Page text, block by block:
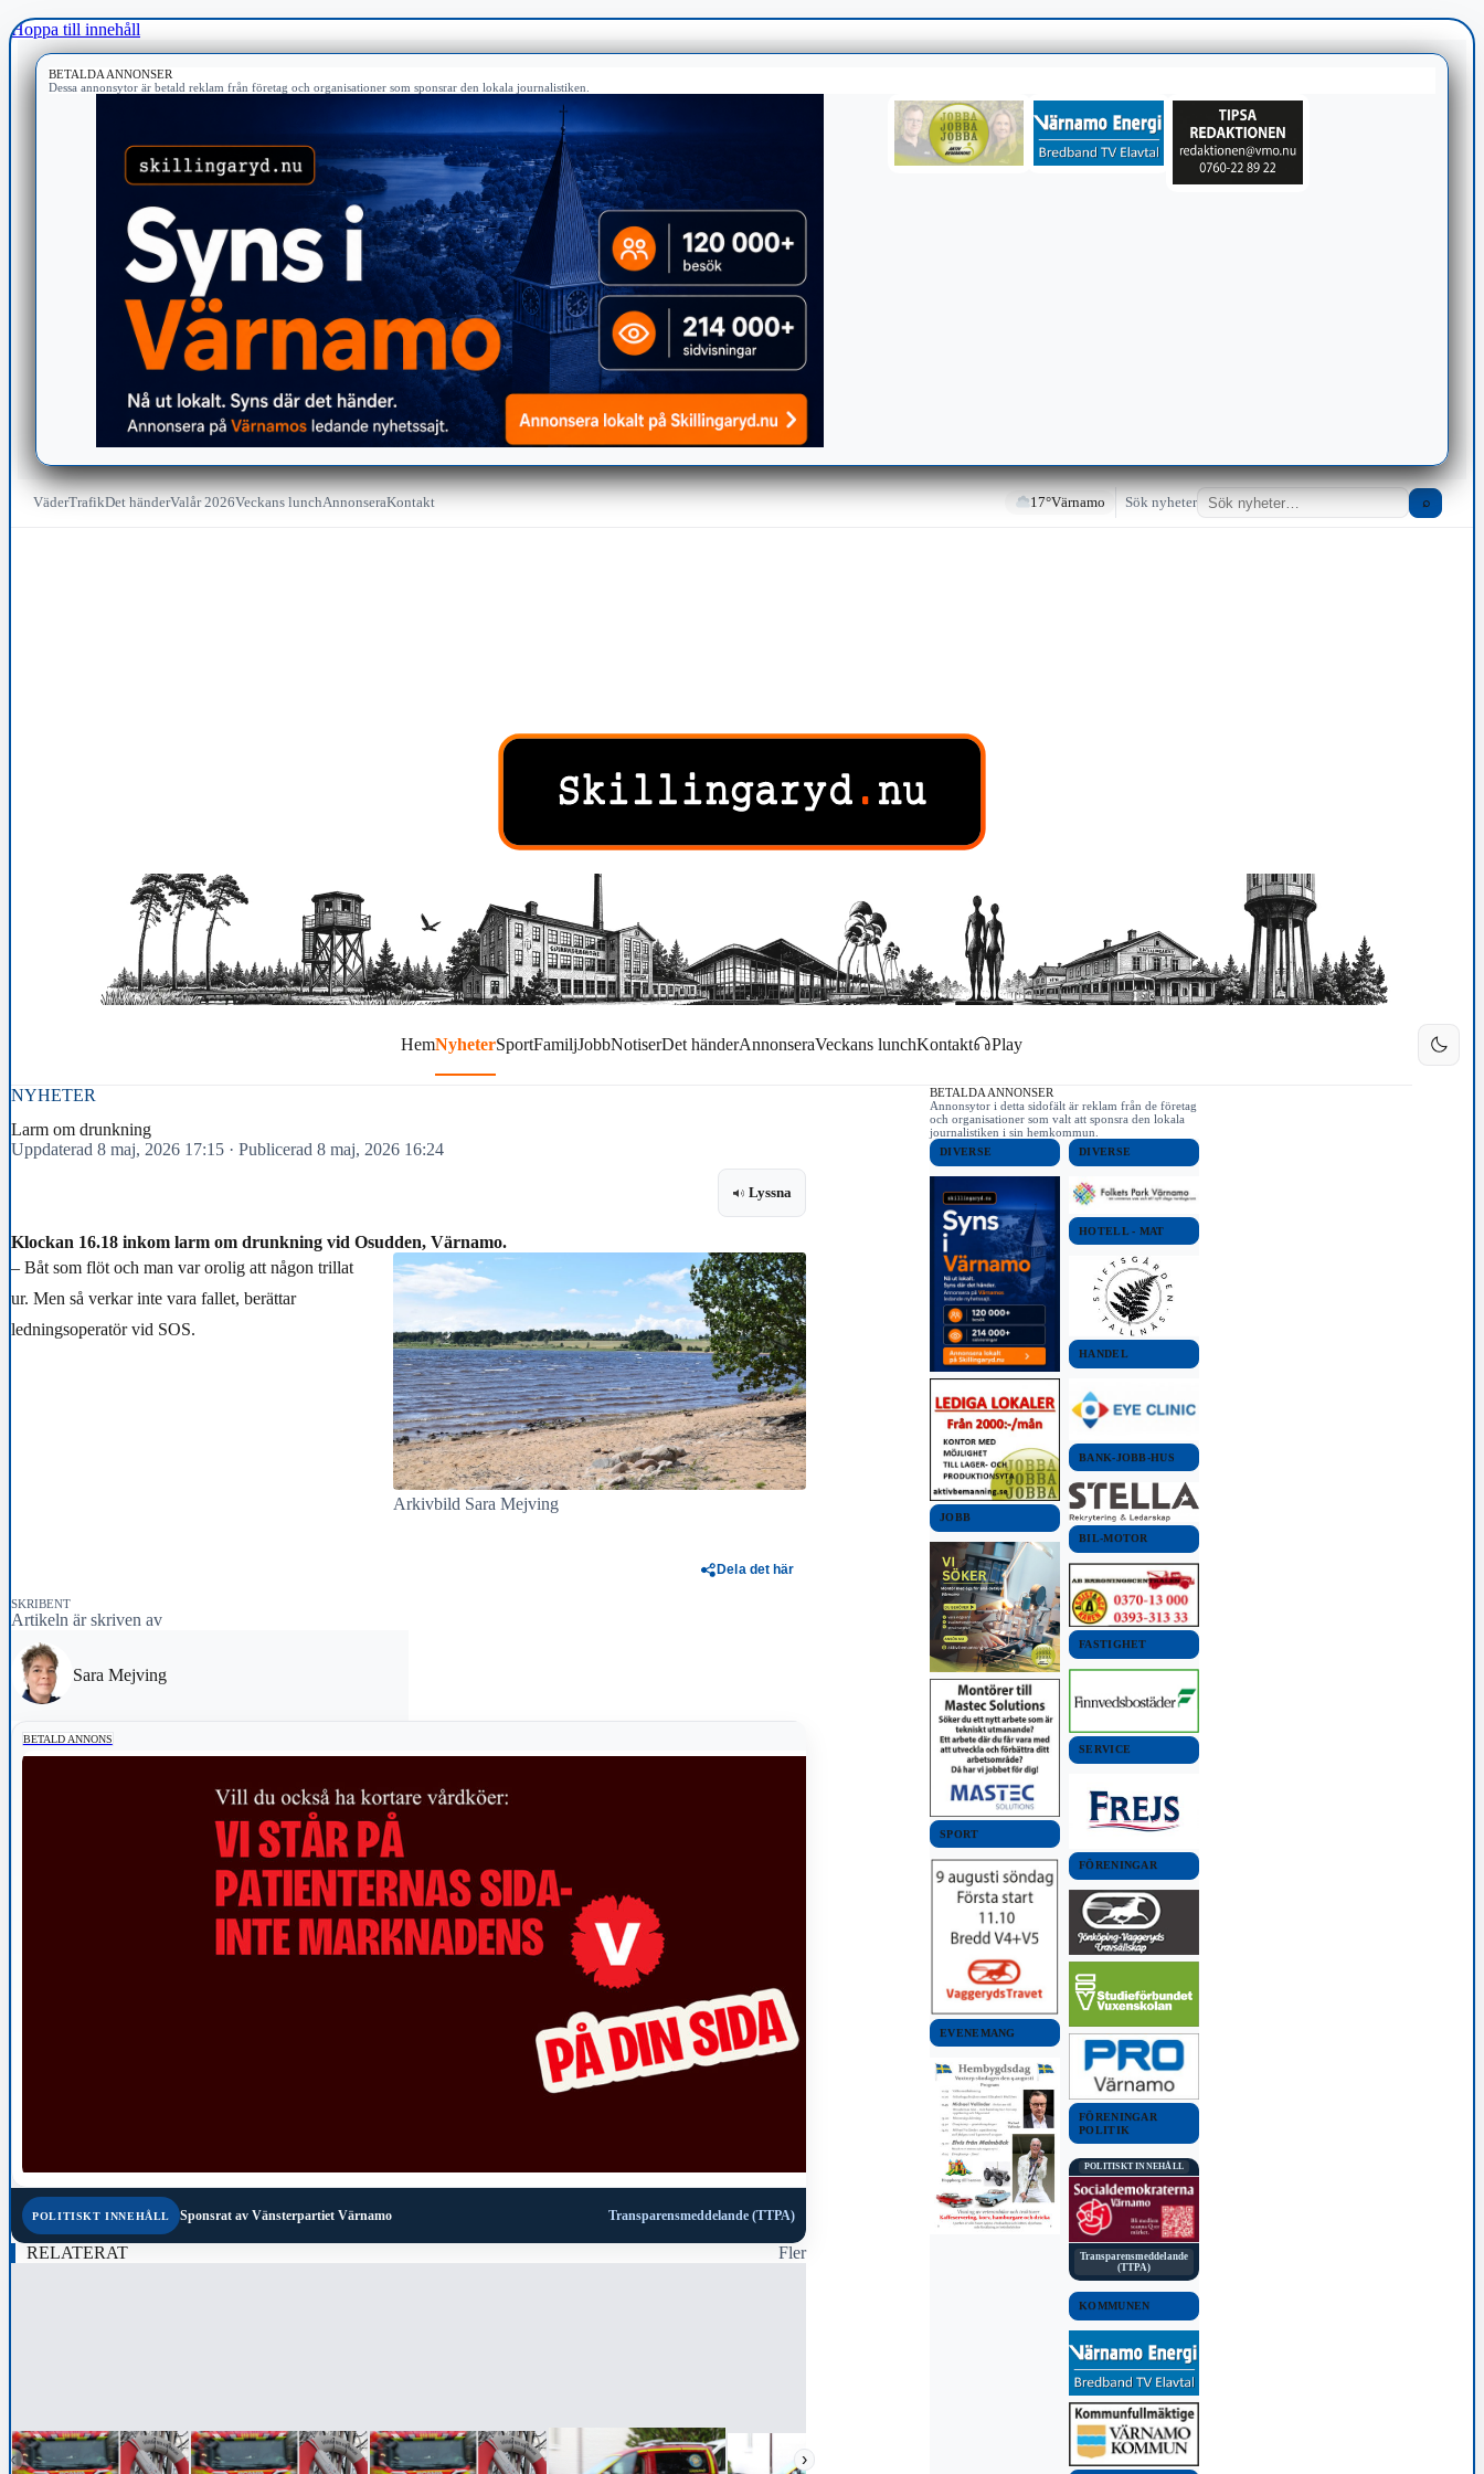
Hoppa till innehåll
BETALDA ANNONSER
Dessa annonsytor är betald reklam från företag och organisationer som sponsrar den lokala journalistiken.
VäderTrafikDet händerValår 2026Veckans lunchAnnonseraKontakt 17°Värnamo Sök nyheter ⌕
HemNyheterSportFamiljJobbNotiserDet händerAnnonseraVeckans lunchKontakt Play
NYHETER
Larm om drunkning
Uppdaterad 8 maj, 2026 17:15 · Publicerad 8 maj, 2026 16:24
Lyssna
Klockan 16.18 inkom larm om drunkning vid Osudden, Värnamo.
Arkivbild Sara Mejving
– Båt som flöt och man var orolig att någon trillat
ur. Men så verkar inte vara fallet, berättar
ledningsoperatör vid SOS.
Dela det här
SKRIBENT
Artikeln är skriven av
Sara Mejving
BETALD ANNONS
POLITISKT INNEHÅLL Sponsrat av Vänsterpartiet Värnamo Transparensmeddelande (TTPA)
RELATERAT Fler
‹ ›
BETALDA ANNONSER
Annonsytor i detta sidofält är reklam från de företag
och organisationer som valt att sponsra den lokala
journalistiken i sin hemkommun.
DIVERSE
JOBB
SPORT
EVENEMANG
DIVERSE
HOTELL - MAT
HANDEL
BANK-JOBB-HUS
BIL-MOTOR
FASTIGHET
SERVICE
FÖRENINGAR
FÖRENINGAR
POLITIK
POLITISKT INNEHÅLL
Transparensmeddelande
(TTPA)
KOMMUNEN